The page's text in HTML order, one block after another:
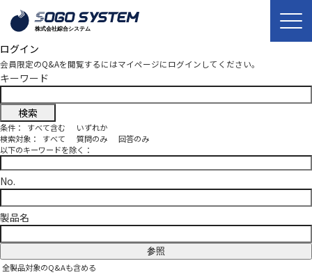
ログイン
会員限定のQ&Aを閲覧するにはマイページにログインしてください。
キーワード
条件： すべて含む
いずれか
検索対象：
すべて 質問のみ
回答のみ
以下のキーワードを除く：
No.
製品名
参照
全製品対象のQ&Aも含める